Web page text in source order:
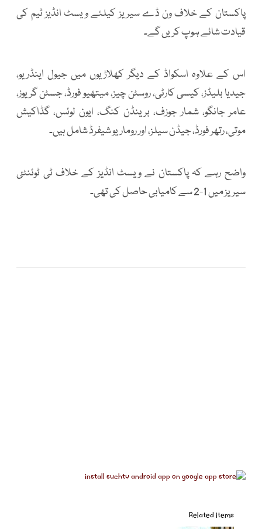
پاکستان کے خلاف ون ڈے سیریز کیلئے ویسٹ انڈیز ٹیم کی
قیادت شائے ہوپ کریں گے۔
اس کے علاوہ اسکواڈ کے دیگر کھلاڑیوں میں جیول اینڈریو،
جیدیا بلیڈز، کیسی کارٹی، روسٹن چیز، میتھیو فورڈ، جسٹن گریوز،
عامر جانگو، شمار جوزف، برینڈن کنگ، ایون لوئس، گڈاکیش
موتی، رتھر فورڈ، جیڈن سیلز، اور روماریو شیفرڈ شامل ہیں۔
واضح رہے کہ پاکستان نے ویسٹ انڈیز کے خلاف ٹی ٹوئنٹئ
سیریز میں 1-2 سے کامیابی حاصل کی تھی۔
Related items